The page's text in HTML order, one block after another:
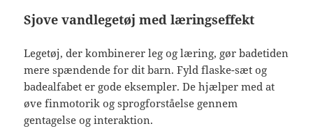
Sjove vandlegetøj med læringseffekt
Legetøj, der kombinerer leg og læring, gør badetiden
mere spændende for dit barn. Fyld flaske-sæt og
badealfabet er gode eksempler. De hjælper med at
øve finmotorik og sprogforståelse gennem
gentagelse og interaktion.